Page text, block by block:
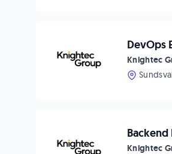
DevOps
Knightec
Knightec